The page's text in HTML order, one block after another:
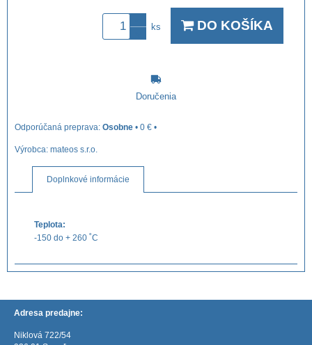
ks DO KOŠÍKA
Doručenia
Osobne • 0 € •
Výrobca: mateos s.r.o.
Doplnkové informácie
Teplota:
-150 do + 260 ˚C
Adresa predajne:
Niklová 722/54